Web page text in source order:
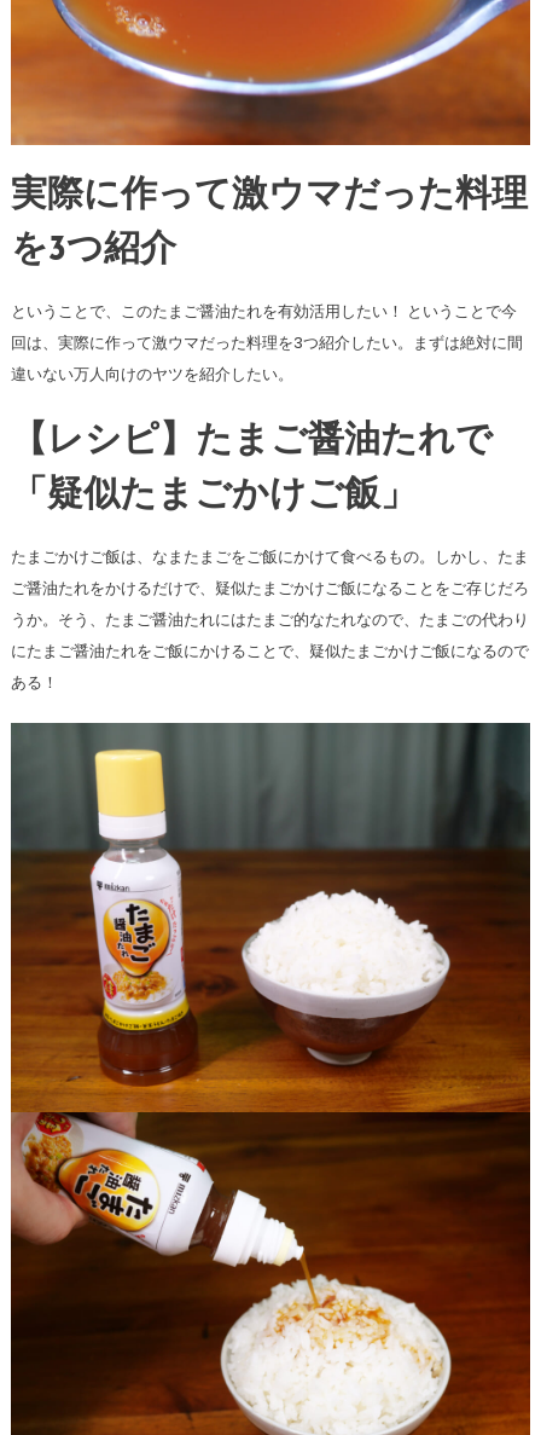
実際に作って激ウマだった料理
を3つ紹介
ということで、このたまご醤油たれを有効活用したい！ ということで今
回は、実際に作って激ウマだった料理を3つ紹介したい。まずは絶対に間
違いない万人向けのヤツを紹介したい。
【レシピ】たまご醤油たれで
「疑似たまごかけご飯」
たまごかけご飯は、なまたまごをご飯にかけて食べるもの。しかし、たま
ご醤油たれをかけるだけで、疑似たまごかけご飯になることをご存じだろ
うか。そう、たまご醤油たれにはたまご的なたれなので、たまごの代わり
にたまご醤油たれをご飯にかけることで、疑似たまごかけご飯になるので
ある！